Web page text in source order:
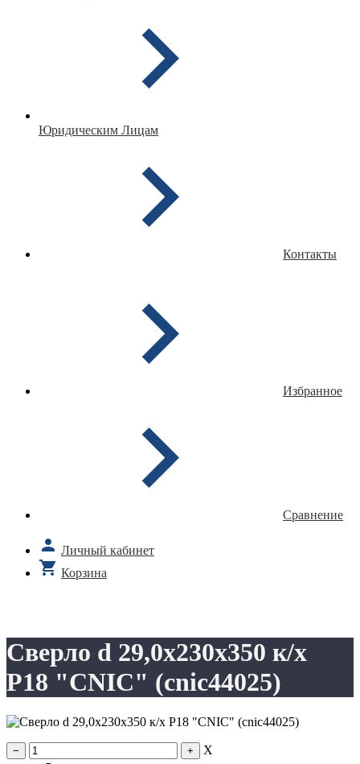
Юридическим Лицам
Контакты
Избранное
Сравнение
Личный кабинет
Корзина
Сверло d 29,0х230х350 к/х
Р18 "CNIC" (cnic44025)
X